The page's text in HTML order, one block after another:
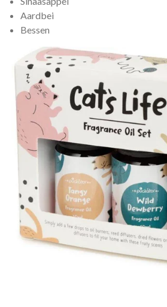
Aardbei
Bessen